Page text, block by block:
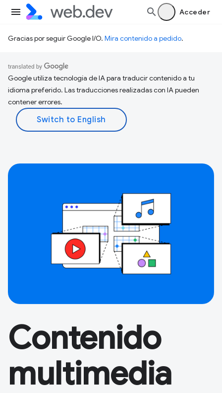
Acceder
Gracias por seguir Google I/O. Mira contenido a pedido.
Google utiliza tecnología de IA para traducir contenido a tu
idioma preferido. Las traducciones realizadas con IA pueden
contener errores.
Contenido
multimedia